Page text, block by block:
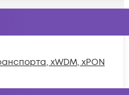
xWDM, xPON